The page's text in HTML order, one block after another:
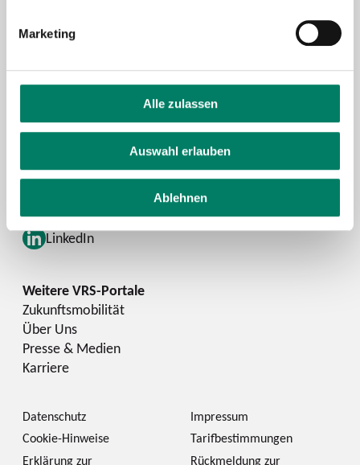
Marketing
Alle zulassen
Auswahl erlauben
Ablehnen
Facebook
Instagram
LinkedIn
Kontaktformular
Schlaue Nummer
Zukunftsmobilität
Über Uns
Presse & Medien
Karriere
Datenschutz
Impressum
Cookie-Hinweise
Tarifbestimmungen
Erklärung zur
Rückmeldung zur